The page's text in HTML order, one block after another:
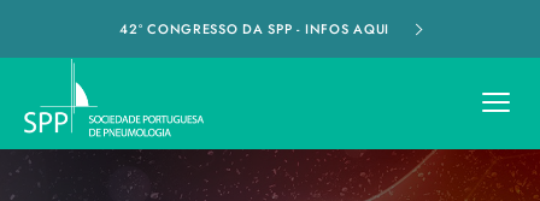
42º CONGRESSO DA SPP - INFOS AQUI